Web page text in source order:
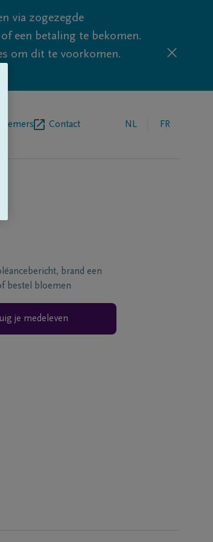
via zogezegde
een betaling te bekomen.
om dit te voorkomen.
Contact NL FR
brand een
bestel bloemen
je medeleven